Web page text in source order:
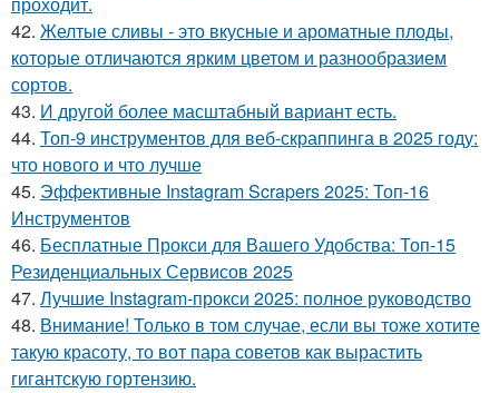
42. Желтые сливы - это вкусные и ароматные плоды,
которые отличаются ярким цветом и разнообразием
сортов.
43. И другой более масштабный вариант есть.
44. Топ-9 инструментов для веб-скраппинга в 2025 году:
что нового и что лучше
45. Эффективные Instagram Scrapers 2025: Топ-16
Инструментов
46. Бесплатные Прокси для Вашего Удобства: Топ-15
Резиденциальных Сервисов 2025
47. Лучшие Instagram-прокси 2025: полное руководство
48. Внимание! Только в том случае, если вы тоже хотите
такую красоту, то вот пара советов как вырастить
гигантскую гортензию.